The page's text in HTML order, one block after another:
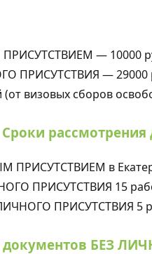
— 10000
ПРИСУТСТВИЯ — 29000
визовых сборов
Сроки рассмотрения
ПРИСУТСТВИЕМ в
ПРИСУТСТВИЯ 15
ПРИСУТСТВИЯ 5
документов БЕЗ